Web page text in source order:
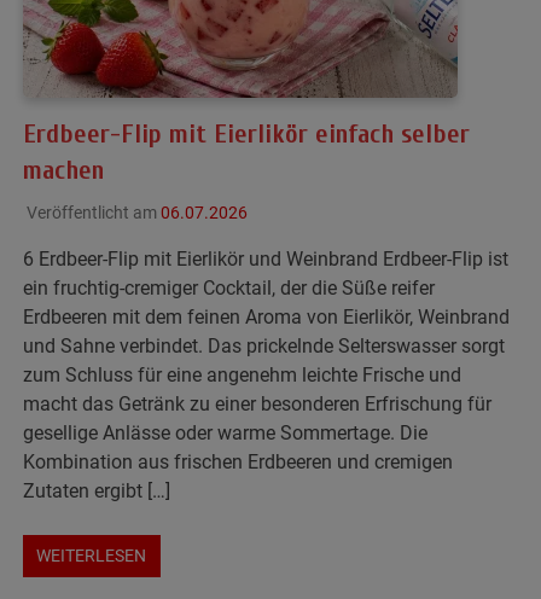
Erdbeer-Flip mit Eierlikör einfach selber
machen
Veröffentlicht am 06.07.2026
6 Erdbeer-Flip mit Eierlikör und Weinbrand Erdbeer-Flip ist
ein fruchtig-cremiger Cocktail, der die Süße reifer
Erdbeeren mit dem feinen Aroma von Eierlikör, Weinbrand
und Sahne verbindet. Das prickelnde Selterswasser sorgt
zum Schluss für eine angenehm leichte Frische und
macht das Getränk zu einer besonderen Erfrischung für
gesellige Anlässe oder warme Sommertage. Die
Kombination aus frischen Erdbeeren und cremigen
Zutaten ergibt […]
WEITERLESEN